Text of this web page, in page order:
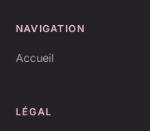
NAVIGATION
Accueil
LÉGAL